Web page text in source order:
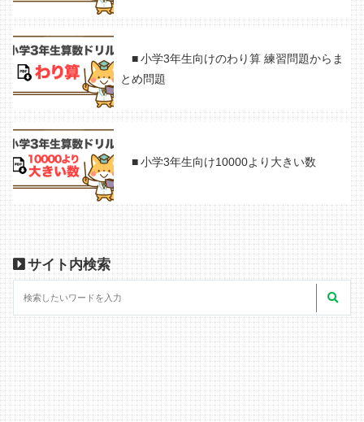
小学3年生向けのわり算 練習問題からま
とめ問題
小学3年生向け10000より大きい数
サイト内検索